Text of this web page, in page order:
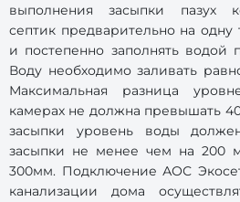
выполнения засыпки пазух
септик предварительно на одну
и постепенно заполнять водой
Воду необходимо заливать
Максимальная разница
камерах не должна превышать
засыпки уровень воды
засыпки не менее чем на 200
300мм. Подключение АОС
канализации дома